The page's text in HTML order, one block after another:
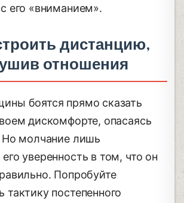
его «вниманием».
дистанцию,
отношения
боятся прямо сказать
дискомфорте, опасаясь
Но молчание лишь
уверенность в том, что он
Попробуйте
тактику постепенного